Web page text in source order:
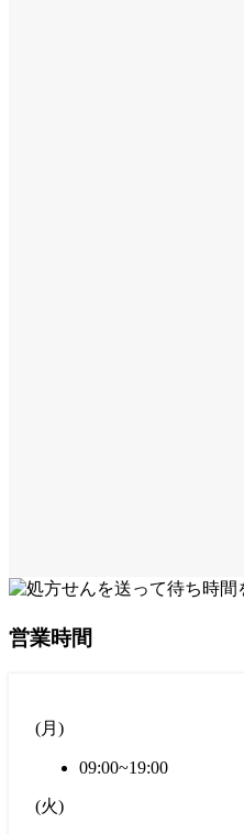
営業時間
(月 )
09:00~19:00
(火)